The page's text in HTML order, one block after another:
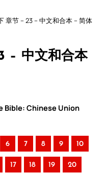
章节 – 23 – 中文和合本 – 简体
– 中文和合本
Bible: Chinese Union
6 7 8 9 10
17 18 19 20